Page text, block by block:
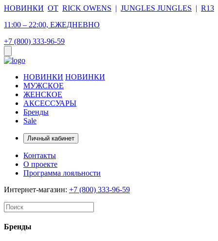
НОВИНКИ ОТ RICK OWENS | JUNGLES JUNGLES | R13
11:00 – 22:00, ЕЖЕДНЕВНО
+7 (800) 333-96-59
НОВИНКИ НОВИНКИ
МУЖСКОЕ
ЖЕНСКОЕ
АКСЕССУАРЫ
Бренды
Sale
Личный кабинет
Контакты
О проекте
Программа лояльности
Интернет-магазин: +7 (800) 333-96-59
Бренды